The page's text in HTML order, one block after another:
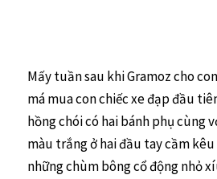
Mấy tuần sau khi Gramoz cho
má mua con chiếc xe đạp đầu
hồng chói có hai bánh phụ cùng
màu trắng ở hai đầu tay cầm
những chùm bông cổ động nhỏ